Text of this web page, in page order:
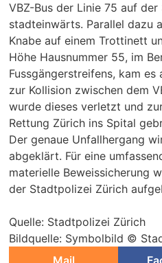
VBZ-Bus der Linie 75 auf
stadteinwärts. Parallel dazu
Knabe auf einem Trottinett
Höhe Hausnummer 55, im
Fussgängerstreifens, kam
zur Kollision zwischen dem
wurde dieses verletzt und
Rettung Zürich ins Spital
Der genaue Unfallhergang
abgeklärt. Für eine
materielle Beweissicherung
der Stadtpolizei Zürich
Quelle: Stadtpolizei Zürich
Bildquelle: Symbolbild ©